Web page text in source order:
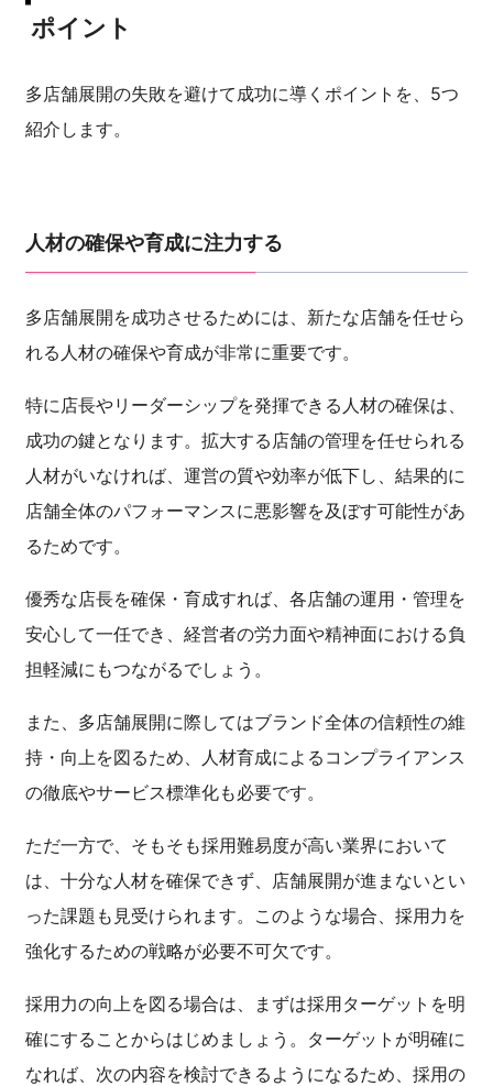
ポイント
多店舗展開の失敗を避けて成功に導くポイントを、5つ
紹介します。
人材の確保や育成に注力する
多店舗展開を成功させるためには、新たな店舗を任せら
れる人材の確保や育成が非常に重要です。
特に店長やリーダーシップを発揮できる人材の確保は、
成功の鍵となります。拡大する店舗の管理を任せられる
人材がいなければ、運営の質や効率が低下し、結果的に
店舗全体のパフォーマンスに悪影響を及ぼす可能性があ
るためです。
優秀な店長を確保・育成すれば、各店舗の運用・管理を
安心して一任でき、経営者の労力面や精神面における負
担軽減にもつながるでしょう。
また、多店舗展開に際してはブランド全体の信頼性の維
持・向上を図るため、人材育成によるコンプライアンス
の徹底やサービス標準化も必要です。
ただ一方で、そもそも採用難易度が高い業界において
は、十分な人材を確保できず、店舗展開が進まないとい
った課題も見受けられます。このような場合、採用力を
強化するための戦略が必要不可欠です。
採用力の向上を図る場合は、まずは採用ターゲットを明
確にすることからはじめましょう。ターゲットが明確に
なれば、次の内容を検討できるようになるため、採用の